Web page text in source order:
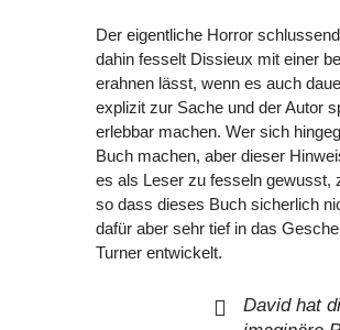
Der eigentliche Horror
dahin fesselt Dissieux mit einer
erahnen lässt, wenn es auch
explizit zur Sache und der Autor
erlebbar machen. Wer sich
Buch machen, aber dieser
es als Leser zu fesseln gewusst,
so dass dieses Buch sicherlich
dafür aber sehr tief in das
Turner entwickelt.
David hat